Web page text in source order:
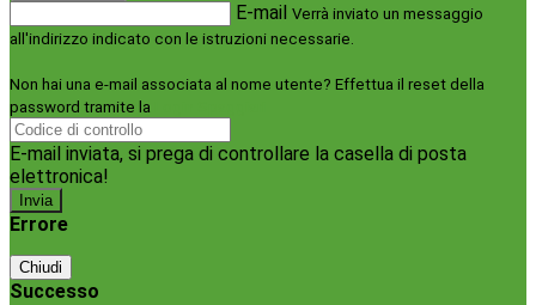
E-mail Verrà inviato un messaggio
all'indirizzo indicato con le istruzioni necessarie.
Non hai una e-mail associata al nome utente? Effettua il reset della
password tramite la
E-mail inviata, si prega di controllare la casella di posta
elettronica!
Errore
Chiudi
Successo